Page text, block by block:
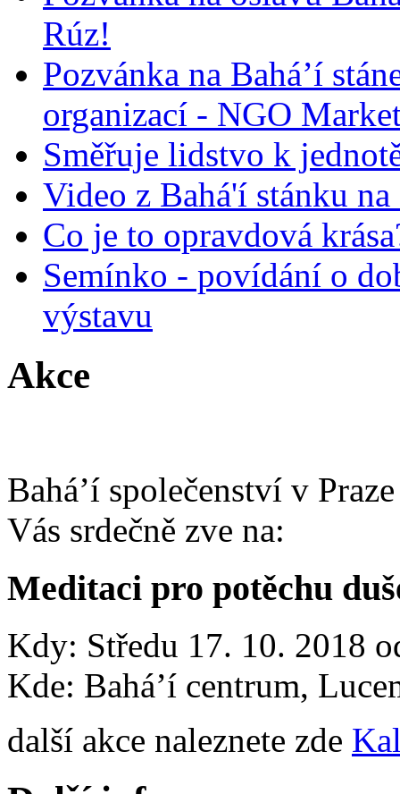
Rúz!
Pozvánka na Bahá’í
organizací - NGO
Směřuje lidstvo k
Video z Bahá'í stánku
Co je to opravdová
Semínko - povídání o
výstavu
Akce
Bahá’í společenství v Praze
Vás srdečně zve na:
Meditaci pro potěchu
Kdy: Středu 17. 10. 2018
Kde: Bahá’í centrum,
další akce naleznete zde